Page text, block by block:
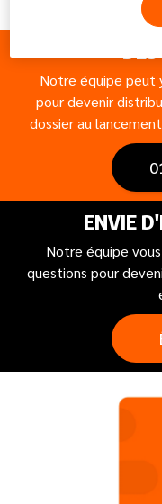
Notre équipe peut
pour devenir
dossier au
ENVIE
Notre équipe
questions pour